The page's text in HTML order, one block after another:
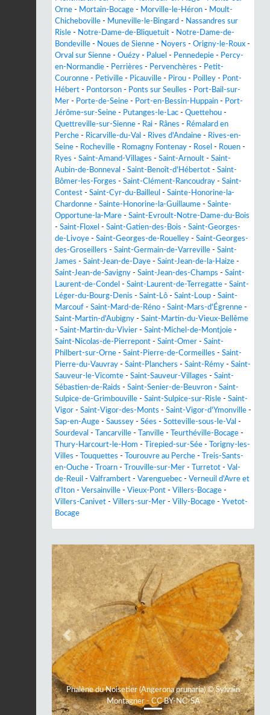
Orne - Mortain-Bocage - Morville-le-Héron - Moult-
Chicheboville - Muneville-le-Bingard - Nassandres sur
Risle - Notre-Dame-de-Bliquetuit - Notre-Dame-de-
Bondeville - Noues de Sienne - Noyers - Origny-le-Roux -
Orval sur Sienne - Ouézy - Paluel - Pennedepie - Percy-
en-Normandie - Perrières - Pervenchères - Petit-
Couronne - Petiville - Picauville - Pirou - Poilley - Pont-
Hébert - Pontorson - Ponts sur Seulles - Port-Bail-sur-
Mer - Porte-de-Seine - Port-en-Bessin-Huppain - Port-
Jérôme-sur-Seine - Putanges-le-Lac - Quettehou -
Quettreville-sur-Sienne - Rai - Rânes - Rémalard en
Perche - Ricarville-du-Val - Rives d'Andaine - Rives-en-
Seine - Rocheville - Romagny Fontenay - Rosel - Rouen -
Ryes - Saint-Amand-Villages - Saint-Arnoult - Saint-
Aubin-de-Bonneval - Saint-Benoît-d'Hébertot - Saint-
Bômer-les-Forges - Saint-Clément-Rancoudray - Saint-
Contest - Saint-Cyr-du-Bailleul - Sainte-Honorine-la-
Chardonne - Sainte-Honorine-la-Guillaume - Sainte-
Opportune-la-Mare - Saint-Evroult-Notre-Dame-du-Bois
- Saint-Floxel - Saint-Gatien-des-Bois - Saint-Georges-
de-Livoye - Saint-Georges-de-Rouelley - Saint-Georges-
des-Groseillers - Saint-Germain-de-Varreville - Saint-
James - Saint-Jean-de-Daye - Saint-Jean-de-la-Haize -
Saint-Jean-de-Savigny - Saint-Jean-des-Champs - Saint-
Laurent-de-Condel - Saint-Laurent-de-Terregatte - Saint-
Léger-du-Bourg-Denis - Saint-Lô - Saint-Loup - Saint-
Marcouf - Saint-Mard-de-Réno - Saint-Mars-d'Égrenne -
Saint-Martin-d'Aubigny - Saint-Martin-du-Vieux-Bellême
- Saint-Martin-du-Vivier - Saint-Michel-de-Montjoie -
Saint-Nicolas-de-Pierrepont - Saint-Omer - Saint-
Philbert-sur-Orne - Saint-Pierre-de-Cormeilles - Saint-
Pierre-du-Vauvray - Saint-Planchers - Saint-Rémy - Saint-
Sauveur-le-Vicomte - Saint-Sauveur-Villages - Saint-
Sébastien-de-Raids - Saint-Senier-de-Beuvron - Saint-
Sulpice-de-Grimbouville - Saint-Sulpice-sur-Risle - Saint-
Vigor - Saint-Vigor-des-Monts - Saint-Vigor-d'Ymonville -
Sap-en-Auge - Saussey - Sées - Sotteville-sous-le-Val -
Sourdeval - Tancarville - Tanville - Teurthéville-Bocage -
Thury-Harcourt-le-Hom - Tirepied-sur-Sée -
Torigny-les-
Villes - Touquettes - Tourouvre au Perche -
Treis-Sants-
en-Ouche - Troarn - Trouville-sur-Mer - Turretot - Val-
de-Reuil - Valframbert - Varenguebec - Verneuil d'Avre et
d'Iton - Versainville - Vieux-Pont - Villers-Bocage -
Villers-Canivet - Villers-sur-Mer - Villy-Bocage - Yvetot-
Bocage
Phalène du Noisetier (Angerona prunaria) © Sylvain
Montagner - CC BY-NC-SA
Previous Next